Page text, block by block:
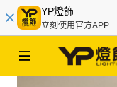
YP燈飾
立刻使用官方APP